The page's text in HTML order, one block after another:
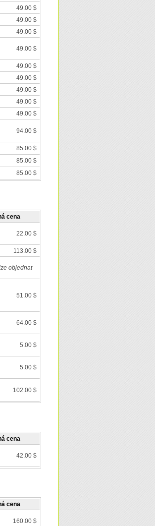
49.00 $
49.00 $
49.00 $
49.00 $
49.00 $
49.00 $
49.00 $
49.00 $
49.00 $
94.00 $
85.00 $
85.00 $
85.00 $
cena
22.00 $
113.00 $
objednat
51.00 $
64.00 $
5.00 $
5.00 $
102.00 $
cena
42.00 $
cena
160.00 $